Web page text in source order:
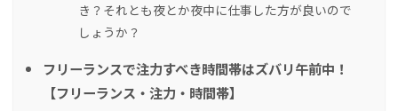
き？それとも夜とか夜中に仕事した方が良いので
しょうか？
フリーランスで注力すべき時間帯はズバリ午前中！
【フリーランス・注力・時間帯】